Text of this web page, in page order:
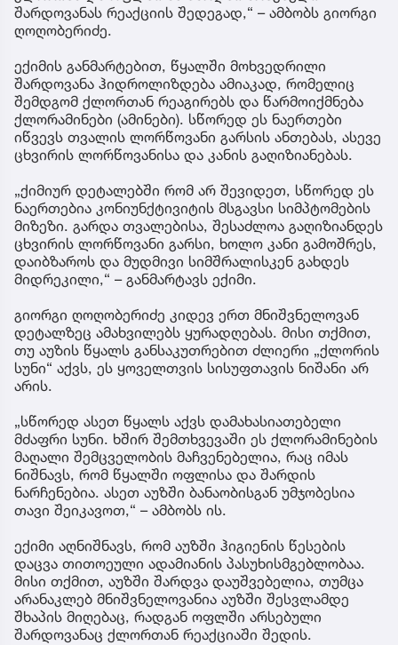
შარდოვანას რეაქციის შედეგად,“ – ამბობს გიორგი
ღოღობერიძე.
ექიმის განმარტებით, წყალში მოხვედრილი
შარდოვანა ჰიდროლიზდება ამიაკად, რომელიც
შემდგომ ქლორთან რეაგირებს და წარმოიქმნება
ქლორამინები (ამინები). სწორედ ეს ნაერთები
იწვევს თვალის ლორწოვანი გარსის ანთებას, ასევე
ცხვირის ლორწოვანისა და კანის გაღიზიანებას.
„ქიმიურ დეტალებში რომ არ შევიდეთ, სწორედ ეს
ნაერთებია კონიუნქტივიტის მსგავსი სიმპტომების
მიზეზი. გარდა თვალებისა, შესაძლოა გაღიზიანდეს
ცხვირის ლორწოვანი გარსი, ხოლო კანი გამოშრეს,
დაიბზაროს და მუდმივი სიმშრალისკენ გახდეს
მიდრეკილი,“ – განმარტავს ექიმი.
გიორგი ღოღობერიძე კიდევ ერთ მნიშვნელოვან
დეტალზეც ამახვილებს ყურადღებას. მისი თქმით,
თუ აუზის წყალს განსაკუთრებით ძლიერი „ქლორის
სუნი“ აქვს, ეს ყოველთვის სისუფთავის ნიშანი არ
არის.
„სწორედ ასეთ წყალს აქვს დამახასიათებელი
მძაფრი სუნი. ხშირ შემთხვევაში ეს ქლორამინების
მაღალი შემცველობის მაჩვენებელია, რაც იმას
ნიშნავს, რომ წყალში ოფლისა და შარდის
ნარჩენებია. ასეთ აუზში ბანაობისგან უმჯობესია
თავი შეიკავოთ,“ – ამბობს ის.
ექიმი აღნიშნავს, რომ აუზში ჰიგიენის წესების
დაცვა თითოეული ადამიანის პასუხისმგებლობაა.
მისი თქმით, აუზში შარდვა დაუშვებელია, თუმცა
არანაკლებ მნიშვნელოვანია აუზში შესვლამდე
შხაპის მიღებაც, რადგან ოფლში არსებული
შარდოვანაც ქლორთან რეაქციაში შედის.